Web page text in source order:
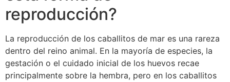
reproducción?
La reproducción de los caballitos de mar es una rareza
dentro del reino animal. En la mayoría de especies, la
gestación o el cuidado inicial de los huevos recae
principalmente sobre la hembra, pero en los caballitos